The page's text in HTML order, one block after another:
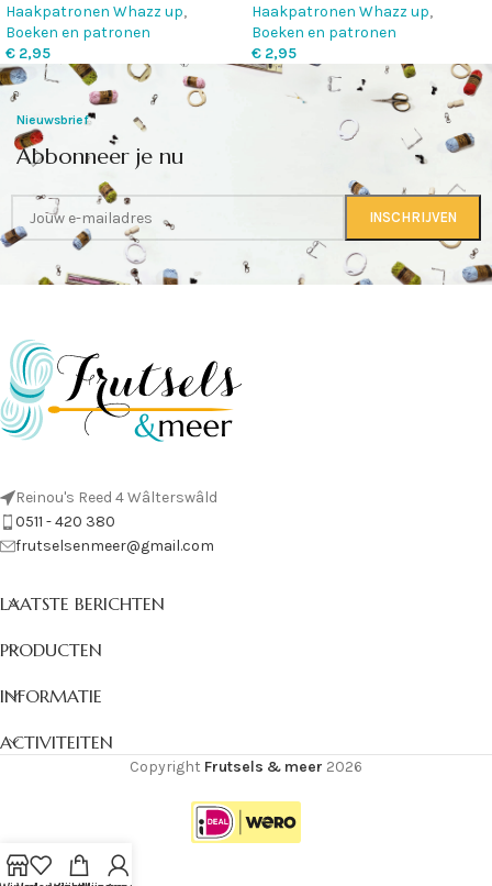
Haakpatronen Whazz up,
Boeken en patronen
€ 2,95
Haakpatronen Whazz up,
Boeken en patronen
€ 2,95
Nieuwsbrief
Abbonneer je nu
Reinou's Reed 4 Wâlterswâld
0511 - 420 380
frutselsenmeer@gmail.com
LAATSTE BERICHTEN
PRODUCTEN
INFORMATIE
ACTIVITEITEN
Copyright Frutsels & meer 2026